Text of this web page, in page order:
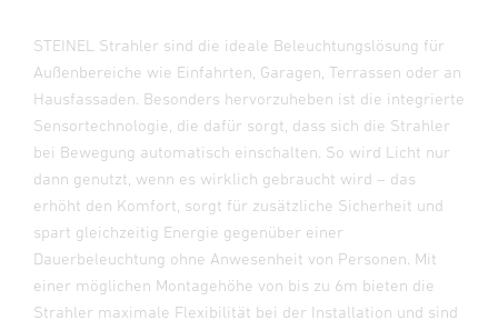
STEINEL Strahler sind die ideale Beleuchtungslösung für
Außenbereiche wie Einfahrten, Garagen, Terrassen oder an
Hausfassaden. Besonders hervorzuheben ist die integrierte
Sensortechnologie, die dafür sorgt, dass sich die Strahler
bei Bewegung automatisch einschalten. So wird Licht nur
dann genutzt, wenn es wirklich gebraucht wird – das
erhöht den Komfort, sorgt für zusätzliche Sicherheit und
spart gleichzeitig Energie gegenüber einer
Dauerbeleuchtung ohne Anwesenheit von Personen. Mit
einer möglichen Montagehöhe von bis zu 6m bieten die
Strahler maximale Flexibilität bei der Installation und sind